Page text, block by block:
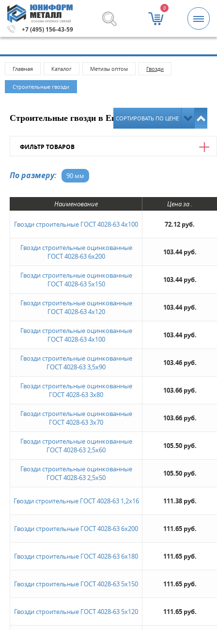
ОСНОВА КРЕПКИХ СВЯЗЕЙ
+7 (495) 156-43-59
0
рублей.Метизы и крепежные изделия оптом.
Главная Каталог Метизы оптом Гвозди
Строительные гвозди
Строительные гвозди в Екатеринбурге
СОРТИРОВАТЬ ПО ЦЕНЕ
ФИЛЬТР ТОВАРОВ
Новинка
Не нашли ничего подходящего?
Оставьте заявку - мы найдем то, что вам нужно
Жду звонка
По размеру: 90 мм
Наименование Цена за .
Гвозди строительные ГОСТ 4028-63 4х100 72.12 руб.
Гвозди строительные оцинкованные
ГОСТ 4028-63 6х200
103.44 руб.
Гвозди строительные оцинкованные
ГОСТ 4028-63 5х150
103.44 руб.
Гвозди строительные оцинкованные
ГОСТ 4028-63 4х120
103.44 руб.
Гвозди строительные оцинкованные
ГОСТ 4028-63 4х100
103.44 руб.
Гвозди строительные оцинкованные
ГОСТ 4028-63 3,5х90
103.46 руб.
Гвозди строительные оцинкованные
ГОСТ 4028-63 3х80
103.66 руб.
Гвозди строительные оцинкованные
ГОСТ 4028-63 3х70
103.66 руб.
Гвозди строительные оцинкованные
ГОСТ 4028-63 2,5х60
105.50 руб.
Гвозди строительные оцинкованные
ГОСТ 4028-63 2,5х50
105.50 руб.
Гвозди строительные ГОСТ 4028-63 1,2х16 111.38 руб.
Гвозди строительные ГОСТ 4028-63 6х200 111.65 руб.
Гвозди строительные ГОСТ 4028-63 6х180 111.65 руб.
Гвозди строительные ГОСТ 4028-63 5х150 111.65 руб.
Гвозди строительные ГОСТ 4028-63 5х120 111.65 руб.